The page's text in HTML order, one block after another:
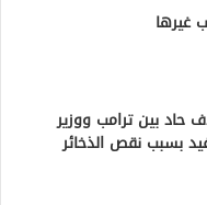
غيرها
بين ترامب ووزير
بسبب نقص الذخائر